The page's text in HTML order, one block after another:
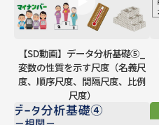
【SD動画】データ分析基礎⑤_
変数の性質を示す尺度（名義尺
度、順序尺度、間隔尺度、比例
尺度）